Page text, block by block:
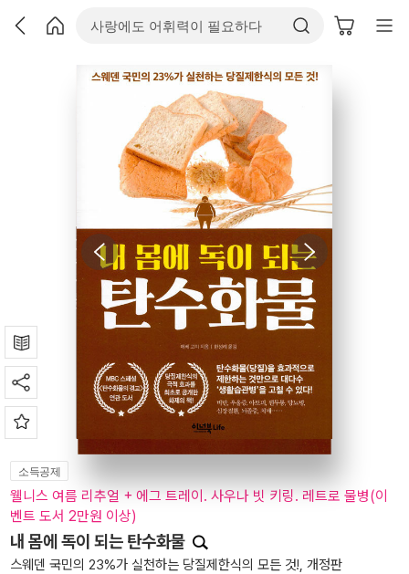
소득공제
웰니스 여름 리추얼 + 에그 트레이. 사우나 빗 키링. 레트로 물병(이
벤트 도서 2만원 이상)
내 몸에 독이 되는 탄수화물
스웨덴 국민의 23%가 실천하는 당질제한식의 모든 것!, 개정판